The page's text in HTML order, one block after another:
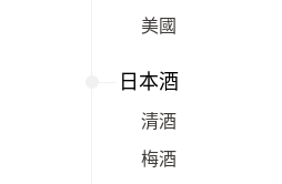
美國
日本酒
清酒
梅酒